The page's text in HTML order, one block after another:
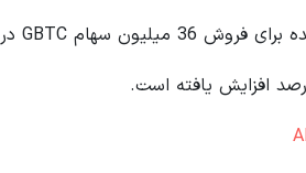
زمانی که جنسیس در صدد دریافت مجوز از دادگاه ورشکستگی ایالات متحده برای فروش 36 میلیون سهام GBTC در